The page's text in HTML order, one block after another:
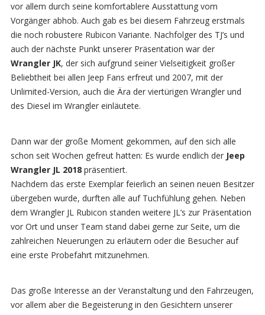
vor allem durch seine komfortablere Ausstattung vom
Vorgänger abhob. Auch gab es bei diesem Fahrzeug erstmals
die noch robustere Rubicon Variante. Nachfolger des TJ’s und
auch der nächste Punkt unserer Präsentation war der
Wrangler JK, der sich aufgrund seiner Vielseitigkeit großer
Beliebtheit bei allen Jeep Fans erfreut und 2007, mit der
Unlimited-Version, auch die Ära der viertürigen Wrangler und
des Diesel im Wrangler einläutete.
Dann war der große Moment gekommen, auf den sich alle
schon seit Wochen gefreut hatten: Es wurde endlich der Jeep
Wrangler JL 2018präsentiert.
Nachdem das erste Exemplar feierlich an seinen neuen Besitzer
übergeben wurde, durften alle auf Tuchfühlung gehen. Neben
dem Wrangler JL Rubicon standen weitere JL’s zur Präsentation
vor Ort und unser Team stand dabei gerne zur Seite, um die
zahlreichen Neuerungen zu erläutern oder die Besucher auf
eine erste Probefahrt mitzunehmen.
Das große Interesse an der Veranstaltung und den Fahrzeugen,
vor allem aber die Begeisterung in den Gesichtern unserer